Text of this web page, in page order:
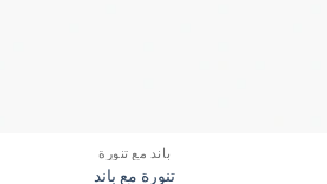
باند مع تنورة
تنورة مع باند